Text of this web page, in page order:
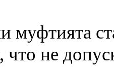
муфтията
что не